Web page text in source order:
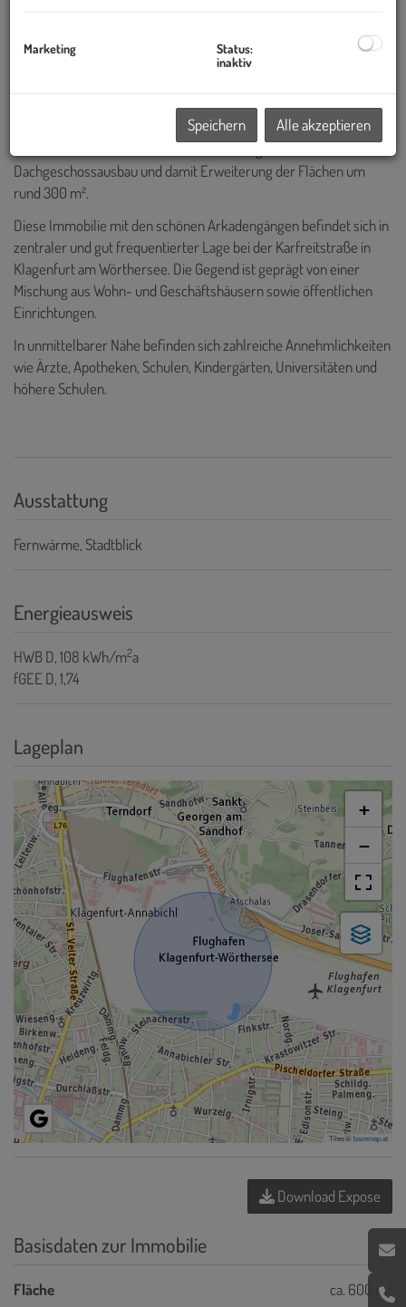
Das Gebäude verfügt über insgesamt 6 Bestandseinheiten.
Einreichplanung für den Dachgeschoßausbau und den Einbau
Dachgeschossausbau und damit Erweiterung der Flächen um
rund 300 m².
Diese Immobilie mit den schönen Arkadengängen befindet sich in
zentraler und gut frequentierter Lage bei der Karfreitstraße in
Klagenfurt am Wörthersee. Die Gegend ist geprägt von einer
Mischung aus Wohn- und Geschäftshäusern sowie öffentlichen
Einrichtungen.
In unmittelbarer Nähe befinden sich zahlreiche Annehmlichkeiten
wie Ärzte, Apotheken, Schulen, Kindergärten, Universitäten und
höhere Schulen.
Ausstattung
Fernwärme Stadtblick
Energieausweis
HWBD, 108 kWh/m2a
fGEE D, 1,74
Lageplan
+
−
Tiles ©basemap.at
Download Expose
Basisdaten zur Immobilie
Fläche ca. 600 m
Marketing
Status:
inaktiv
Speichern Alle akzeptieren